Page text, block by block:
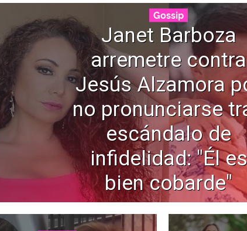
Gossip
Janet Barboza
arremetre contra
Jesús Alzamora
no pronunciarse
escándalo de
infidelidad: "Él es
bien cobarde"